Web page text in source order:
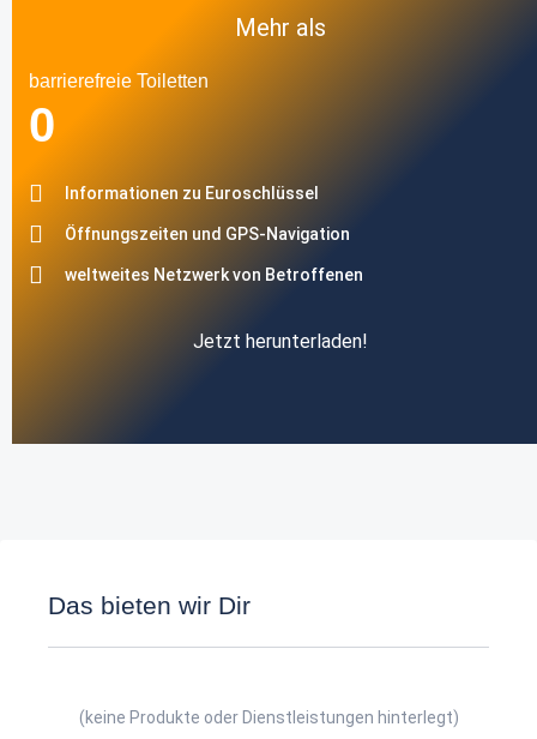
Mehr als
barrierefreie Toiletten
0
Informationen zu Euroschlüssel
Öffnungszeiten und GPS-Navigation
weltweites Netzwerk von Betroffenen
Jetzt herunterladen!
Das bieten wir Dir
(keine Produkte oder Dienstleistungen hinterlegt)